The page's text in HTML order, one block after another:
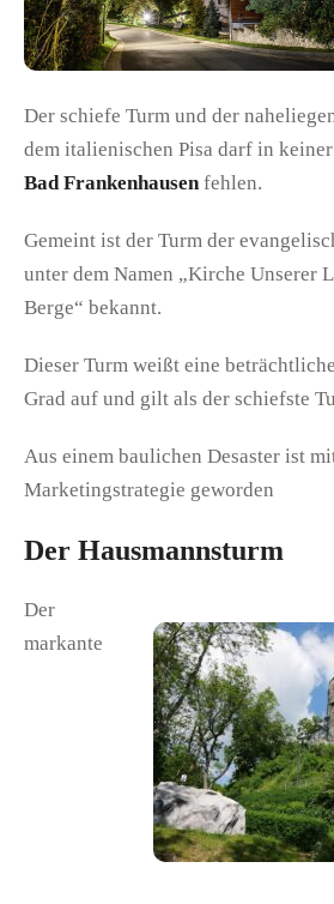
Der schiefe Turm und der
dem italienischen Pisa darf in
Bad Frankenhausenfehlen.
Gemeint ist der Turm der
unter dem Namen „Kirche Unserer
Berge“ bekannt.
Dieser Turm weißt eine
Grad auf und gilt als der schiefste
Aus einem baulichen Desaster ist
Marketingstrategie geworden
Der Hausmannsturm
Der
markante